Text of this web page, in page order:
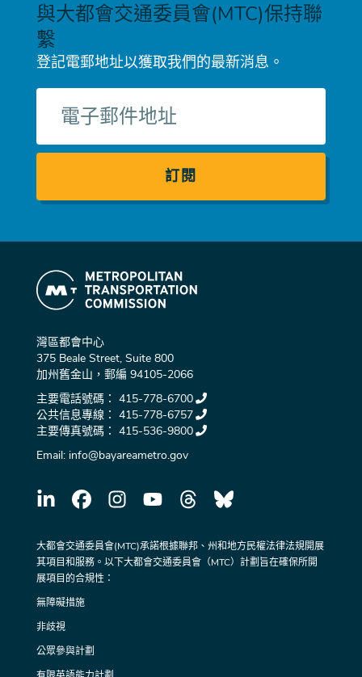
與大都會交通委員會(MTC)保持聯
繫
登記電郵地址以獲取我們的最新消息。
郵
件
灣區都會中心
375 Beale Street, Suite 800
加州舊金山，郵編 94105-2066
主要電話號碼： 415-778-6700
公共信息專線： 415-778-6757
主要傳真號碼： 415-536-9800
Email: info@bayareametro.gov
大都會交通委員會(MTC)承諾根據聯邦、州和地方民權法律法規開展
其項目和服務。以下大都會交通委員會（MTC）計劃旨在確保所開
展項目的合規性：
無障礙措施
非歧視
公眾參與計劃